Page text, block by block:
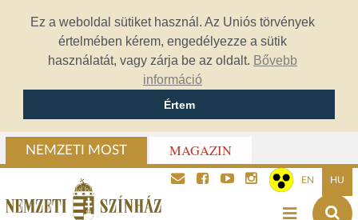
Ez a weboldal sütiket használ. Az Uniós törvények
értelmében kérem, engedélyezze a sütik
használatát, vagy zárja be az oldalt. Bővebb
információ
Értem
NEMZETI MOST MAGAZIN
EN HU